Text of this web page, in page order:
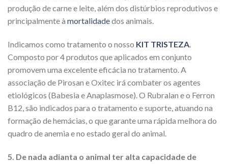
produção de carne e leite, além dos distúrbios reprodutivos e
principalmente à mortalidadedos animais.
Indicamos como tratamento o nosso KIT TRISTEZA.
Composto por 4 produtos que aplicados em conjunto
promovem uma excelente eficácia no tratamento. A
associação de Pirosan e Oxitec irá combater os agentes
etiológicos (Babesia e Anaplasmose). O Rubralan e o Ferron
B12, são indicados para o tratamento e suporte, atuando na
formação de hemácias, o que garante uma rápida melhora do
quadro de anemia e no estado geral do animal.
5. De nada adianta o animal ter alta capacidade de